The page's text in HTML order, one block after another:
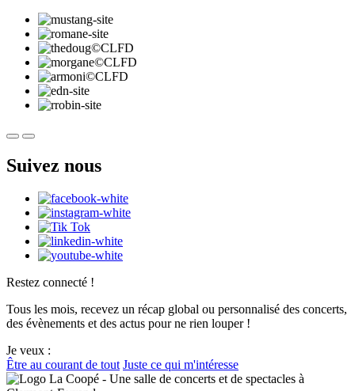
Suivez nous
Restez connecté !
Tous les mois, recevez un récap global ou personnalisé des concerts,
des évènements et des actus pour ne rien louper !
Je veux :
Être au courant de tout Juste ce qui m'intéresse